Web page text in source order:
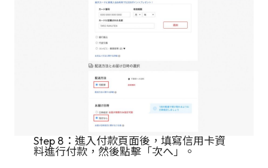
Step 8：進入付款頁面後，填寫信用卡資
料進行付款，然後點擊「次へ」。